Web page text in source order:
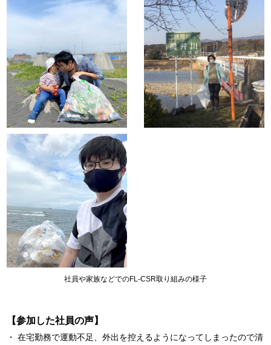
社員や家族などでのFL-CSR取り組みの様子
【参加した社員の声】
在宅勤務で運動不足、外出を控えるようになってしまったので清